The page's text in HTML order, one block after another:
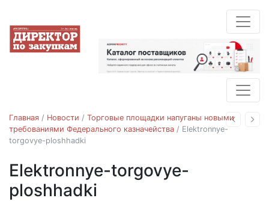
Назад
Главная / Новости / Торговые площадки напуганы новыми
требованиями Федерального казначейства / Elektronnye-
torgovye-ploshhadki
Elektronnye-torgovye-
ploshhadki